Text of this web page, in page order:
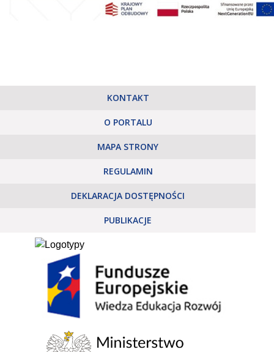
KONTAKT
O PORTALU
MAPA STRONY
REGULAMIN
DEKLARACJA DOSTĘPNOŚCI
PUBLIKACJE